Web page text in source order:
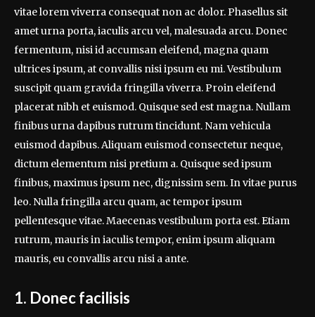
vitae lorem viverra consequat non ac dolor. Phasellus sit
amet urna porta, iaculis arcu vel, malesuada arcu. Donec
fermentum, nisi id accumsan eleifend, magna quam
ultrices ipsum, at convallis nisi ipsum eu mi. Vestibulum
suscipit quam gravida fringilla viverra. Proin eleifend
placerat nibh et euismod. Quisque sed est magna. Nullam
finibus urna dapibus rutrum tincidunt. Nam vehicula
euismod dapibus. Aliquam euismod consectetur neque,
dictum elementum nisi pretium a. Quisque sed ipsum
finibus, maximus ipsum nec, dignissim sem. In vitae purus
leo. Nulla fringilla arcu quam, ac tempor ipsum
pellentesque vitae. Maecenas vestibulum porta est. Etiam
rutrum, mauris in iaculis tempor, enim ipsum aliquam
mauris, eu convallis arcu nisi a ante.
1. Donec facilisis